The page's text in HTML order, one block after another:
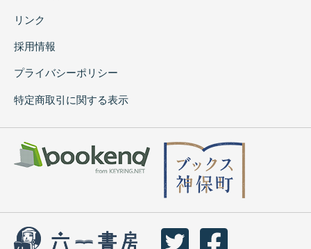
リンク
採用情報
プライバシーポリシー
特定商取引に関する表示